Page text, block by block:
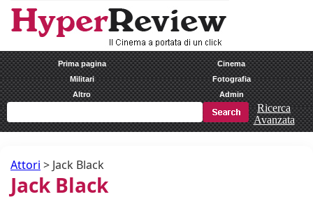
Prima pagina
Cinema
Militari
Fotografia
Altro
Admin
Ricerca
Avanzata
Attori > Jack Black
Jack Black